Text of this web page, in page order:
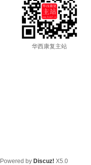
华西康复主站
Powered by Discuz! X5.0